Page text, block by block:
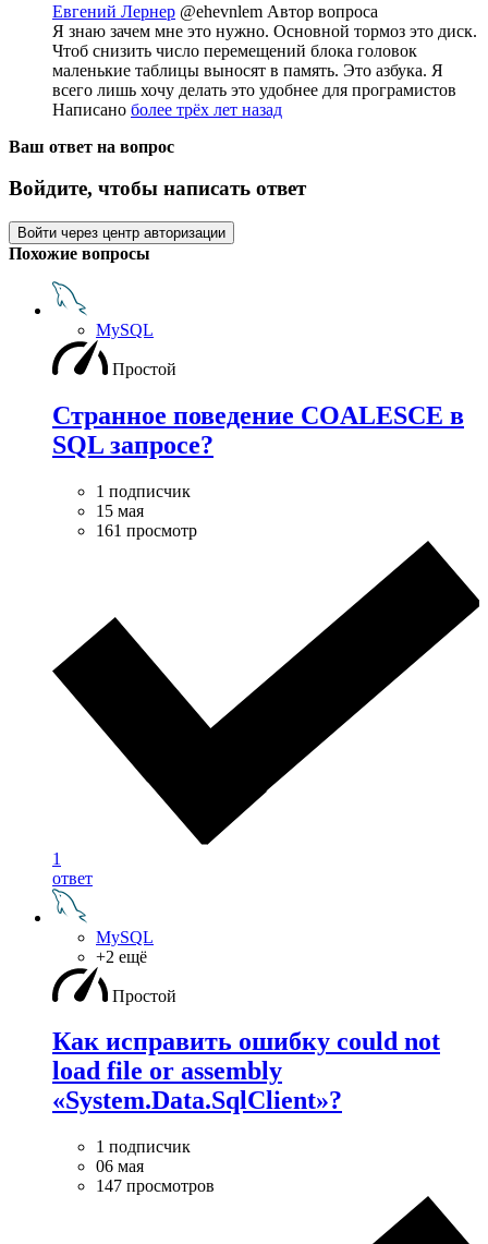
Евгений Лернер @ehevnlem Автор вопроса
Я знаю зачем мне это нужно. Основной тормоз это диск.
Чтоб снизить число перемещений блока головок
маленькие таблицы выносят в память. Это азбука. Я
всего лишь хочу делать это удобнее для програмистов
Написано более трёх лет назад
Ваш ответ на вопрос
Войдите, чтобы написать ответ
Войти через центр авторизации
Похожие вопросы
MySQL
Простой
Странное поведение COALESCE в
SQL запросе?
1 подписчик
15 мая
161 просмотр
1
ответ
MySQL
+2 ещё
Простой
Как исправить ошибку could not
load file or assembly
«System.Data.SqlClient»?
1 подписчик
06 мая
147 просмотров